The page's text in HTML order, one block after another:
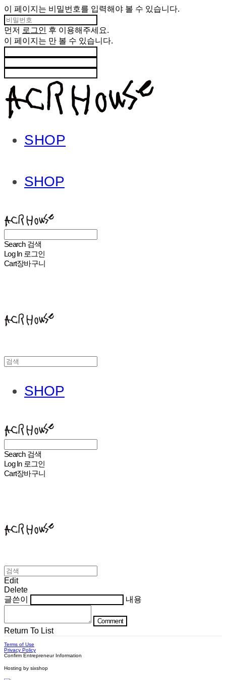
이 페이지는 비밀번호를 입력해야 볼 수 있습니다.
먼저 로그인 후 이용해주세요.
이 페이지는 만 볼 수 있습니다.
SHOP
SHOP
Search 검색
Log In 로그인
Cart장바구니
SHOP
Search 검색
Log In 로그인
Cart장바구니
Edit
Delete
글쓴이
내용
Comment
Return To List
Terms of Use
Privacy Policy
Confirm Entrepreneur Information
Hosting by sixshop